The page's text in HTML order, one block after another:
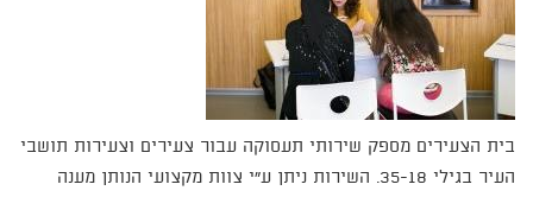
בית הצעירים מספק שירותי תעסוקה עבור צעירים וצעירות תושבי
העיר בגילי 35-18. השירות ניתן ע"י צוות מקצועי הנותן מענה